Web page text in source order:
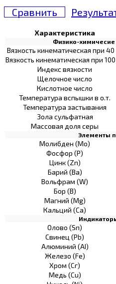
Сравнить
Характеристика
Физико-химичесие
Вязкость кинематическая при 40
Вязкость кинематическая при 100
Индекс вязкости
Щелочное число
Кислотное число
Температура вспышки в о.т.
Температура застывания
Зола сульфатная
Массовая доля серы
Элементы
Молибден (Мо)
Фосфор (Р)
Цинк (Zn)
Барий (Ва)
Вольфрам (W)
Бор (В)
Магний (Mg)
Кальций (Са)
Олово (Sn)
Свинец (Pb)
Алюминий (AI)
Железо (Fe)
Хром (Сг)
Медь (Cu)